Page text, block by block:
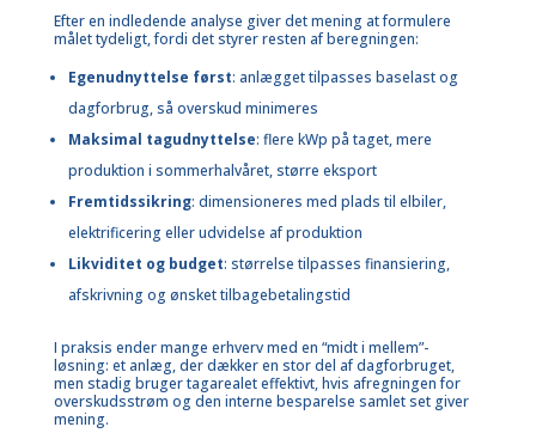
Efter en indledende analyse giver det mening at formulere
målet tydeligt, fordi det styrer resten af beregningen:
Egenudnyttelse først: anlægget tilpasses baselast og
dagforbrug, så overskud minimeres
Maksimal tagudnyttelse: flere kWp på taget, mere
produktion i sommerhalvåret, større eksport
Fremtidssikring: dimensioneres med plads til elbiler,
elektrificering eller udvidelse af produktion
Likviditet og budget: størrelse tilpasses finansiering,
afskrivning og ønsket tilbagebetalingstid
I praksis ender mange erhverv med en “midt i mellem”-
løsning: et anlæg, der dækker en stor del af dagforbruget,
men stadig bruger tagarealet effektivt, hvis afregningen for
overskudsstrøm og den interne besparelse samlet set giver
mening.